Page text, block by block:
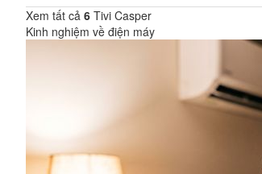
Xem tất cả 6 Tivi Casper
Kinh nghiệm về điện máy